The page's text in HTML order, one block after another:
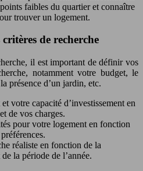
faibles du quartier et connaître
trouver un logement.
critères de recherche
il est important de définir vos
notamment votre budget, le
présence d’un jardin, etc.
votre capacité d’investissement en
de vos charges.
pour votre logement en fonction
réaliste en fonction de la
la période de l’année.